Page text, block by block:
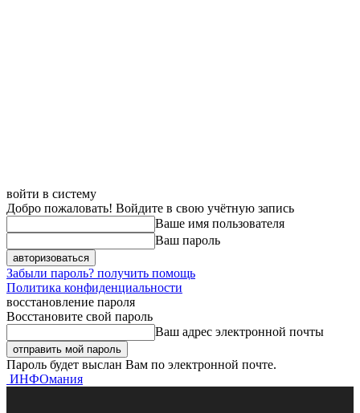
войти в систему
Добро пожаловать! Войдите в свою учётную запись
Ваше имя пользователя
Ваш пароль
Забыли пароль? получить помощь
Политика конфиденциальности
восстановление пароля
Восстановите свой пароль
Ваш адрес электронной почты
Пароль будет выслан Вам по электронной почте.
ИНФОмания